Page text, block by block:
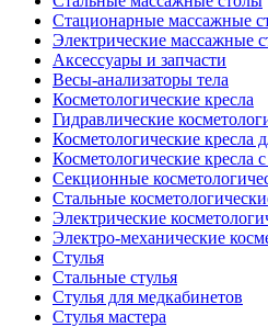
Стационарные массажные
Электрические массажные
Аксессуары и запчасти
Весы-анализаторы тела
Косметологические кресла
Гидравлические
Косметологические кресла
Косметологические кресла
Секционные
Стальные
Электрические
Электро-механические
Стулья
Стальные стулья
Стулья для медкабинетов
Стулья мастера